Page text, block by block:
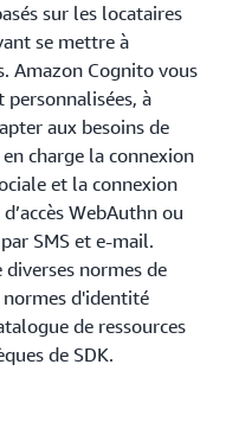
sur les locataires
se mettre à
Amazon Cognito vous
personnalisées, à
aux besoins de
charge la connexion
et la connexion
WebAuthn ou
SMS et e-mail.
normes de
d'identité
de ressources
de SDK.